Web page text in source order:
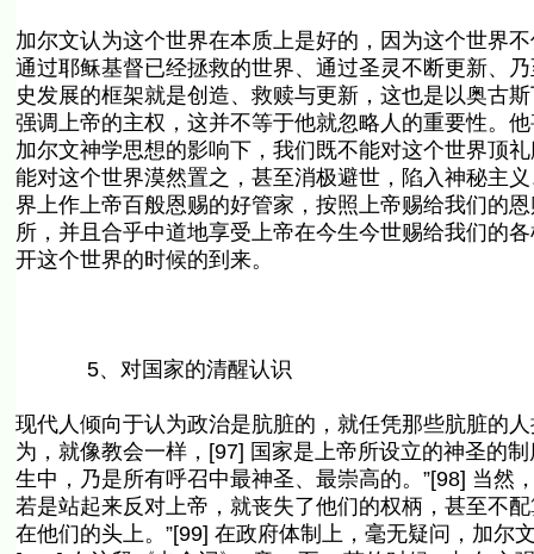
加尔文认为这个世界在本质上是好的，因为这个世界
通过耶稣基督已经拯救的世界、通过圣灵不断更新、
史发展的框架就是创造、救赎与更新，这也是以奥古
强调上帝的主权，这并不等于他就忽略人的重要性。
加尔文神学思想的影响下，我们既不能对这个世界顶
能对这个世界漠然置之，甚至消极避世，陷入神秘主
界上作上帝百般恩赐的好管家，按照上帝赐给我们的
所，并且合乎中道地享受上帝在今生今世赐给我们的
开这个世界的时候的到来。
5、对国家的清醒认识
现代人倾向于认为政治是肮脏的，就任凭那些肮脏的
为，就像教会一样，[97] 国家是上帝所设立的神圣的
生中，乃是所有呼召中最神圣、最崇高的。”[98] 当然
若是站起来反对上帝，就丧失了他们的权柄，甚至不
在他们的头上。”[99] 在政府体制上，毫无疑问，加尔